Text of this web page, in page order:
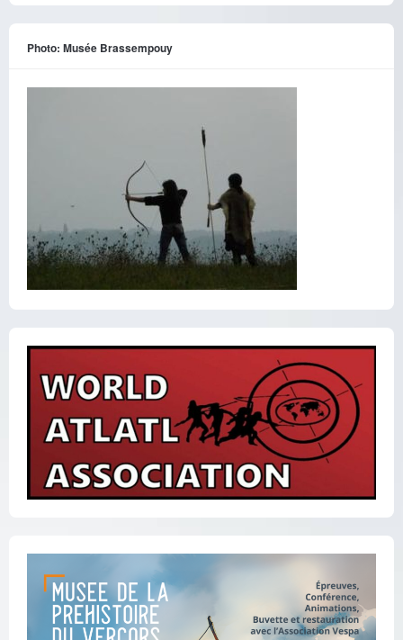
Photo: Musée Brassempouy